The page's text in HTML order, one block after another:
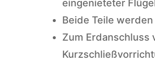
eingenieteter
Beide Teile
Zum Erdanschluss